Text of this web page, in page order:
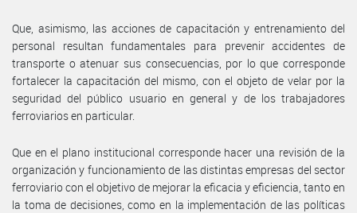
Que, asimismo, las acciones de capacitación y entrenamiento del
personal resultan fundamentales para prevenir accidentes de
transporte o atenuar sus consecuencias, por lo que corresponde
fortalecer la capacitación del mismo, con el objeto de velar por la
seguridad del público usuario en general y de los trabajadores
ferroviarios en particular.
Que en el plano institucional corresponde hacer una revisión de la
organización y funcionamiento de las distintas empresas del sector
ferroviario con el objetivo de mejorar la eficacia y eficiencia, tanto en
la toma de decisiones, como en la implementación de las políticas